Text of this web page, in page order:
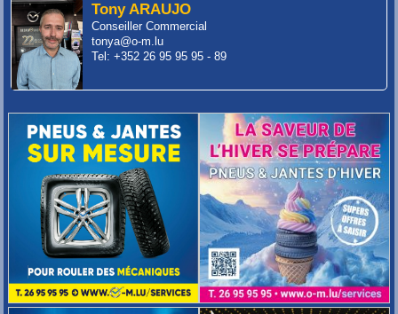
Tony ARAUJO
Conseiller Commercial
tonya@o-m.lu
Tel: +352 26 95 95 95 - 89